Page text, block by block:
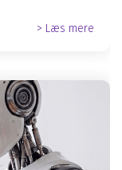
> Læs mere